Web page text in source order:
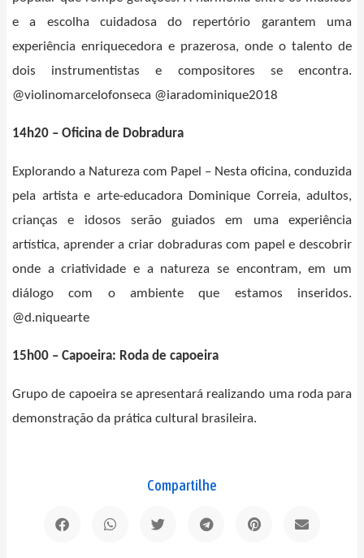
e a escolha cuidadosa do repertório garantem uma
experiência enriquecedora e prazerosa, onde o talento de
dois instrumentistas e compositores se encontra.
@violinomarcelofonseca @iaradominique2018
14h20 – Oficina de Dobradura
Explorando a Natureza com Papel – Nesta oficina, conduzida
pela artista e arte-educadora Dominique Correia, adultos,
crianças e idosos serão guiados em uma experiência
artística, aprender a criar dobraduras com papel e descobrir
onde a criatividade e a natureza se encontram, em um
diálogo com o ambiente que estamos inseridos.
@d.niquearte
15h00 – Capoeira: Roda de capoeira
Grupo de capoeira se apresentará realizando uma roda para
demonstração da prática cultural brasileira.
Compartilhe